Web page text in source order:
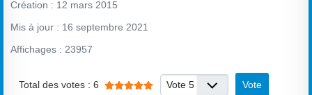
Création : 12 mars 2015
Mis à jour : 16 septembre 2021
Affichages : 23957
Total des votes : 6 Veuillez voter